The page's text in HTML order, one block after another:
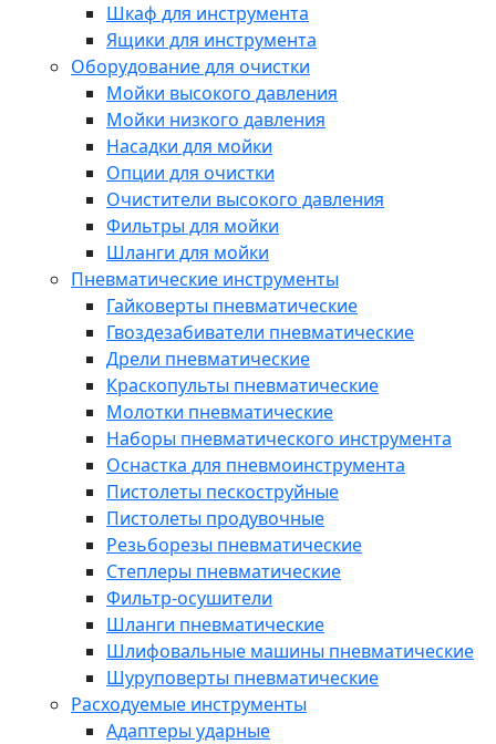
Шкаф для инструмента
Ящики для инструмента
Оборудование для очистки
Мойки высокого давления
Мойки низкого давления
Насадки для мойки
Опции для очистки
Очистители высокого давления
Фильтры для мойки
Шланги для мойки
Пневматические инструменты
Гайковерты пневматические
Гвоздезабиватели пневматические
Дрели пневматические
Краскопульты пневматические
Молотки пневматические
Наборы пневматического инструмента
Оснастка для пневмоинструмента
Пистолеты пескоструйные
Пистолеты продувочные
Резьборезы пневматические
Степлеры пневматические
Фильтр-осушители
Шланги пневматические
Шлифовальные машины пневматические
Шуруповерты пневматические
Расходуемые инструменты
Адаптеры ударные